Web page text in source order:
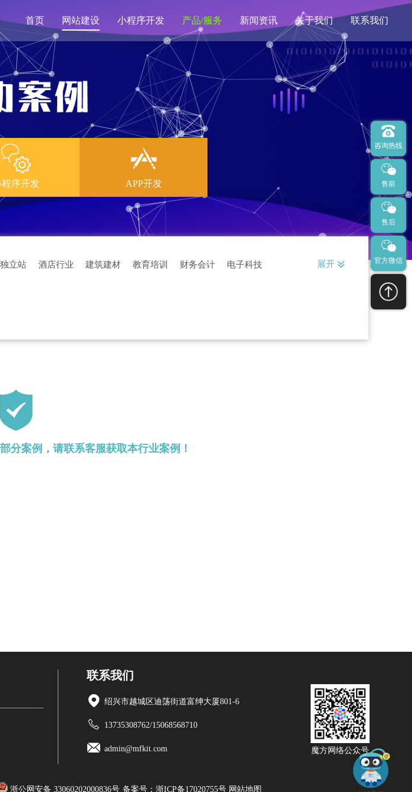
首页 网站建设 小程序开发 产品/服务
亿企道拍卖
SEO优化
400电话
网站托管
新闻资讯 关于我们 联系我们
程序开发 APP开发
立站 酒店行业 建筑建材 教育培训 财务会计
电子科技
展开
分案例，请联系客服获取本行业案例！
联系我们
绍兴市越城区迪荡街道富绅大厦801-6
13735308762/15068568710
admin@mfkit.com 魔方网络公众号
浙公网安备 33060202000836号 备案号：浙ICP备17020755号 网站地图
咨询热线
售前
售后
官方微信